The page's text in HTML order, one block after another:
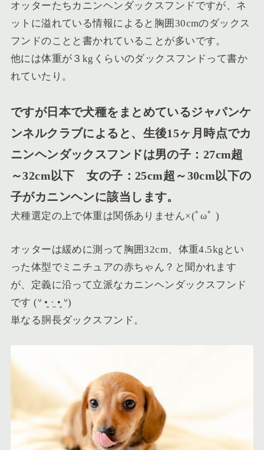
オッターたちカニンヘンダックスフンドですが、 ネ
ットに溢れている情報によると胸囲30cmのダックス
フンドのことと書かれている ことが多いです。
他には体重が３kgくらいのダックスフンド って書か
れていたり。
ですが日本で犬種をまとめているジャパンケ
ンネルクラブによると、生後15ヶ月時点でカ
ニンヘンダックスフンドは男の子：27cm超
～32cm以下 女の子：25cm超～30cm以下の
子がカニンヘンに該当 します。
犬種選定の上で体重は関係ありません×(ﾟωﾟ )
オッターは緩めに測って胸囲32cm、体重4.5kgとい
った体型でミニチュアの赤ちゃん？と聞かれます
が、定義に沿って立派なカニンヘンダックスフンド
です (ᐡ •͈ ·̫ •͈ ᐡ)
単なる胴長ダックスフンド。